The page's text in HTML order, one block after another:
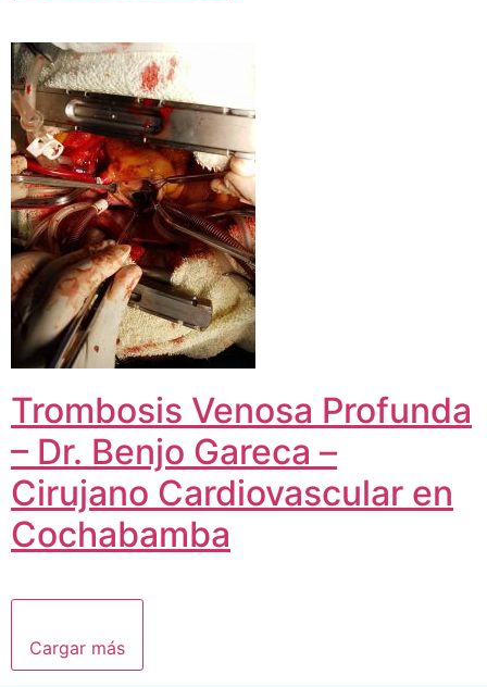
Trombosis Venosa Profunda
– Dr. Benjo Gareca –
Cirujano Cardiovascular en
Cochabamba
Cargar más